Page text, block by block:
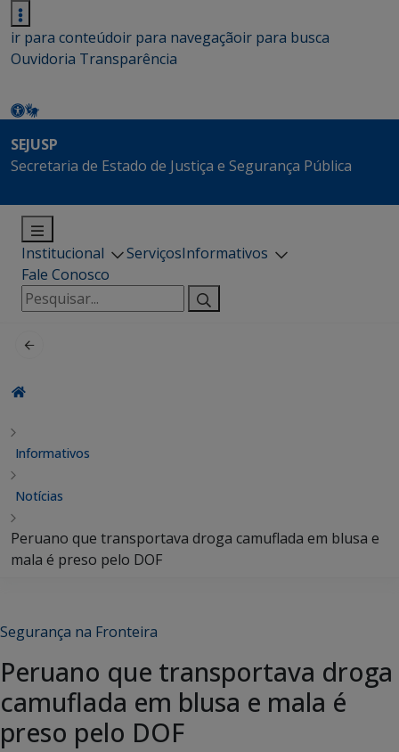
ir para conteúdoir para navegaçãoir para busca
Ouvidoria Transparência
SEJUSP
Secretaria de Estado de Justiça e Segurança Pública
Institucional ServiçosInformativos
Fale Conosco
Pesquisar
por:
Informativos
Notícias
Peruano que transportava droga camuflada em blusa e
mala é preso pelo DOF
Segurança na Fronteira
Peruano que transportava droga
camuflada em blusa e mala é
preso pelo DOF